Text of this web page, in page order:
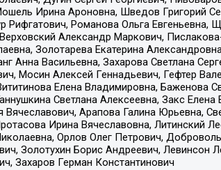
Ирина Ароновна, Шведов Григорий
Рифгатович, Романова Ольга Евгеньевна,
Александр Маркович,
Золотарева Екатерина
Анна Васильевна, Захарова Светлана
Мосин Алексей Геннадьевич, Гефтер
Елена Владимировна, Баженова
Светлана Алексеевна, Закс
Арапова Галина Юрьевна,
Ирина Вячеславовна, Литинский
Орлов Олег Петрович,
Золотухин Борис Андреевич,
Захаров Герман Константинович